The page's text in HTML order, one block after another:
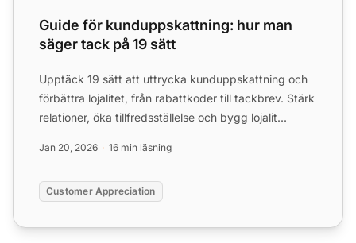
Guide för kunduppskattning: hur man
säger tack på 19 sätt
Upptäck 19 sätt att uttrycka kunduppskattning och
förbättra lojalitet, från rabattkoder till tackbrev. Stärk
relationer, öka tillfredsställelse och bygg lojalit...
Jan 20, 2026 16 min läsning
Customer Appreciation